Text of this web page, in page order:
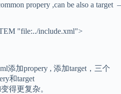
propery ,can be also a target –
"file:../include.xml">
添加propery , 添加target，三个
和target
得更复杂。